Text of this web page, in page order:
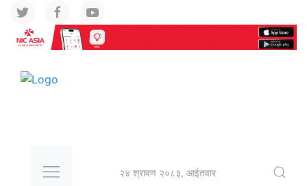
२४ श्रावण २०८३, आईतवार